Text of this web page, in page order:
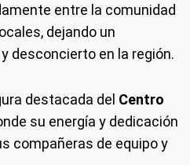
entre la comunidad
dejando un
desconcierto en la región.
destacada del Centro
su energía y dedicación
compañeras de equipo y